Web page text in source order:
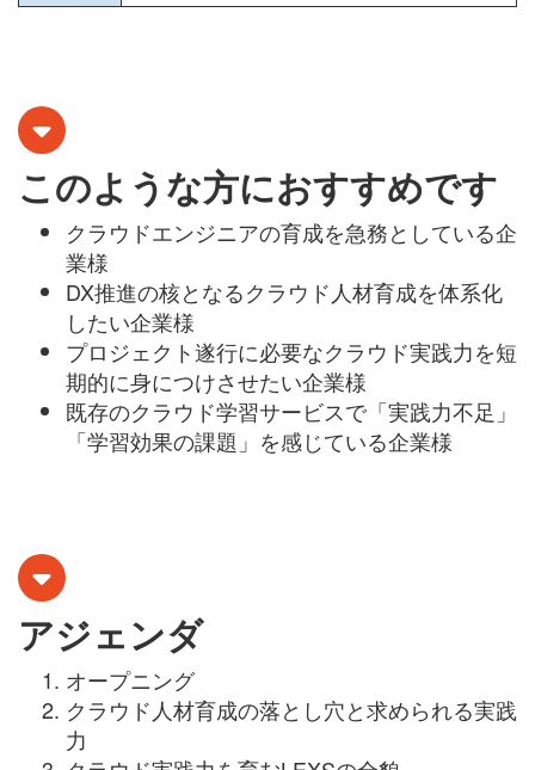
このような方におすすめです
クラウドエンジニアの育成を急務としている企
業様
DX推進の核となるクラウド人材育成を体系化
したい企業様
プロジェクト遂行に必要なクラウド実践力を短
期的に身につけさせたい企業様
既存のクラウド学習サービスで「実践力不足」
「学習効果の課題」を感じている企業様
アジェンダ
オープニング
クラウド人材育成の落とし穴と求められる実践
力